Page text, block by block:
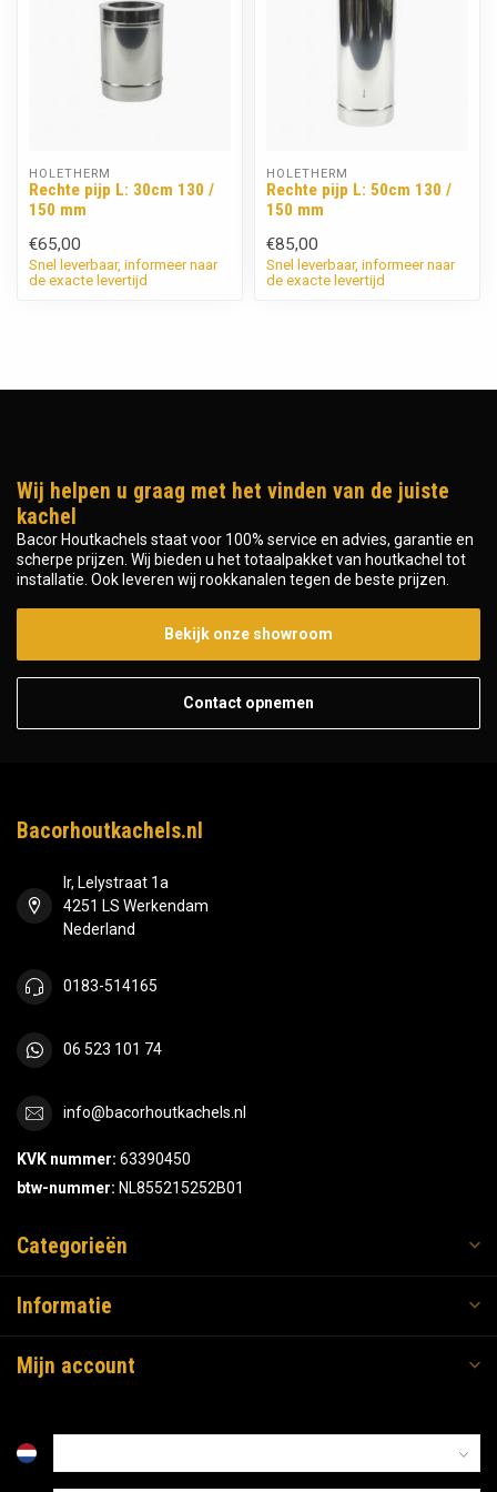
HOLETHERM
Rechte pijp L: 30cm 130 /
150 mm
€65,00
Snel leverbaar, informeer naar
de exacte levertijd
HOLETHERM
Rechte pijp L: 50cm 130 /
150 mm
€85,00
Snel leverbaar, informeer naar
de exacte levertijd
Wij helpen u graag met het vinden van de juiste
kachel
Bacor Houtkachels staat voor 100% service en advies, garantie en
scherpe prijzen. Wij bieden u het totaalpakket van houtkachel tot
installatie. Ook leveren wij rookkanalen tegen de beste prijzen.
Bekijk onze showroom
Contact opnemen
Bacorhoutkachels.nl
Ir, Lelystraat 1a
4251 LS Werkendam
Nederland
0183-514165
06 523 101 74
info@bacorhoutkachels.nl
KVK nummer: 63390450
btw-nummer: NL855215252B01
Categorieën
Informatie
Mijn account